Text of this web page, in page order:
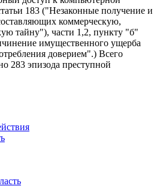
183 ("Незаконные получение и
коммерческую,
тайну"), части 1,2, пункту "б"
имущественного ущерба
доверием".) Всего
283 эпизода преступной